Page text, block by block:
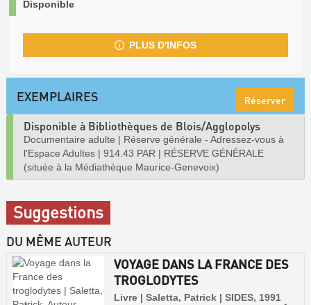
Disponible
PLUS D'INFOS
EXEMPLAIRES Réserver
Disponible à Bibliothèques de Blois/Agglopolys
Documentaire adulte | Réserve générale - Adressez-vous à
l'Espace Adultes | 914.43 PAR | RÉSERVE GÉNÉRALE
(située à la Médiathèque Maurice-Genevoix)
Suggestions
DU MÊME AUTEUR
VOYAGE DANS LA FRANCE DES
TROGLODYTES
Livre | Saletta, Patrick | SIDES, 1991